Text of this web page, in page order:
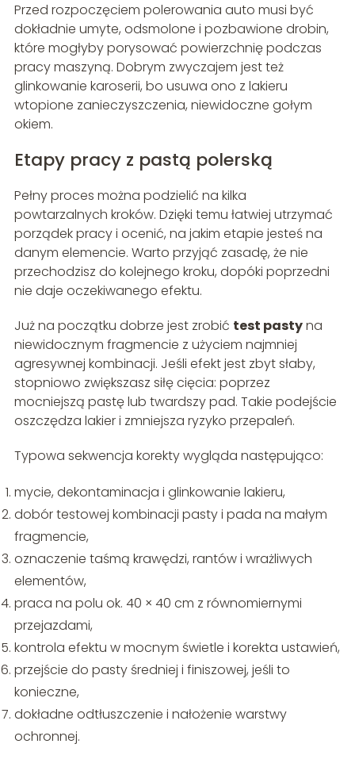
Przed rozpoczęciem polerowania auto musi być
dokładnie umyte, odsmolone i pozbawione drobin,
które mogłyby porysować powierzchnię podczas
pracy maszyną. Dobrym zwyczajem jest też
glinkowanie karoserii, bo usuwa ono z lakieru
wtopione zanieczyszczenia, niewidoczne gołym
okiem.
Etapy pracy z pastą polerską
Pełny proces można podzielić na kilka
powtarzalnych kroków. Dzięki temu łatwiej utrzymać
porządek pracy i ocenić, na jakim etapie jesteś na
danym elemencie. Warto przyjąć zasadę, że nie
przechodzisz do kolejnego kroku, dopóki poprzedni
nie daje oczekiwanego efektu.
Już na początku dobrze jest zrobić test pastyna
niewidocznym fragmencie z użyciem najmniej
agresywnej kombinacji. Jeśli efekt jest zbyt słaby,
stopniowo zwiększasz siłę cięcia: poprzez
mocniejszą pastę lub twardszy pad. Takie podejście
oszczędza lakier i zmniejsza ryzyko przepaleń.
Typowa sekwencja korekty wygląda następująco:
mycie, dekontaminacja i glinkowanie lakieru,
dobór testowej kombinacji pasty i pada na małym
fragmencie,
oznaczenie taśmą krawędzi, rantów i wrażliwych
elementów,
praca na polu ok. 40 × 40 cm z równomiernymi
przejazdami,
kontrola efektu w mocnym świetle i korekta ustawień,
przejście do pasty średniej i finiszowej, jeśli to
konieczne,
dokładne odtłuszczenie i nałożenie warstwy
ochronnej.